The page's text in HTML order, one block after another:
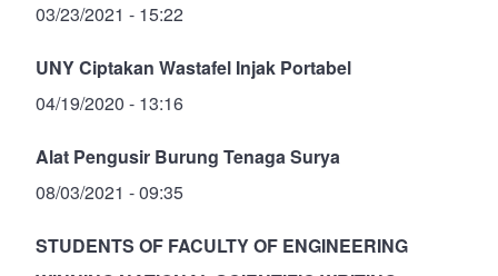
03/23/2021 - 15:22
UNY Ciptakan Wastafel Injak Portabel
04/19/2020 - 13:16
Alat Pengusir Burung Tenaga Surya
08/03/2021 - 09:35
STUDENTS OF FACULTY OF ENGINEERING